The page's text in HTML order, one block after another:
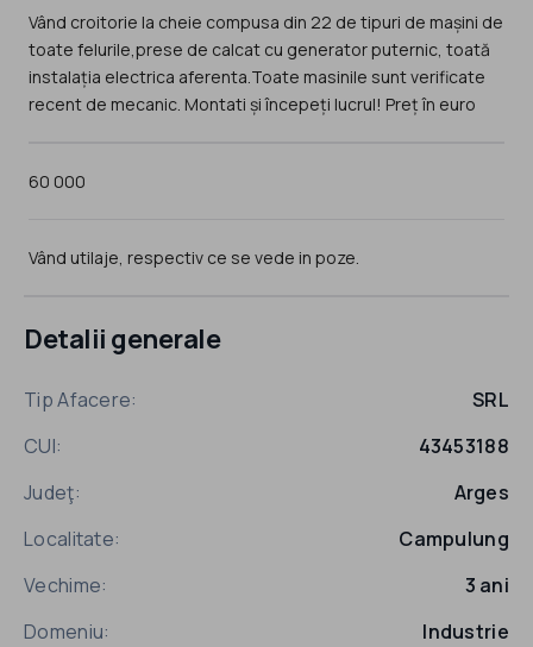
Vând croitorie la cheie compusa din 22 de tipuri de mașini de
toate felurile,prese de calcat cu generator puternic, toată
instalația electrica aferenta.Toate masinile sunt verificate
recent de mecanic. Montati și începeți lucrul! Preț în euro
60 000
Vând utilaje, respectiv ce se vede in poze.
Detalii generale
Tip Afacere:
SRL
CUI:
43453188
Judeţ:
Arges
Localitate:
Campulung
Vechime:
3 ani
Domeniu:
Industrie